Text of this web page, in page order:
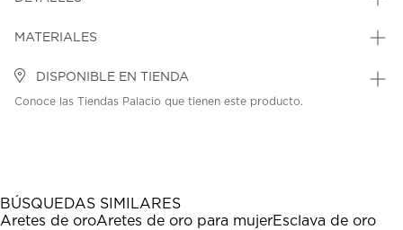
MATERIALES
DISPONIBLE EN TIENDA
Conoce las Tiendas Palacio que tienen este producto.
BÚSQUEDAS SIMILARES
Aretes de oroAretes de oro para mujerEsclava de oro